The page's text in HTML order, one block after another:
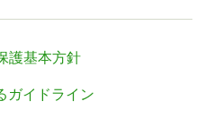
護基本方針